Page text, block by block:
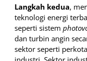
Langkah kedua,
teknologi energi
seperti sistem
dan turbin angin
sektor seperti